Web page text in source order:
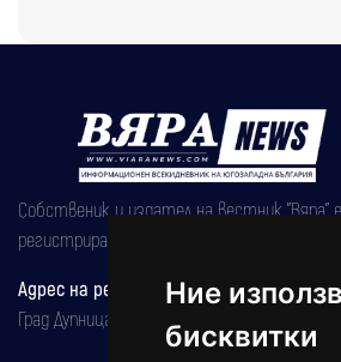
Ние
бисквитки
Собственик и издател на вестник "Вяра"
регистрирана на 08.05.2002 година.
Адрес на редакцията
Град Дупница, ул.''Христо Ботев" 43